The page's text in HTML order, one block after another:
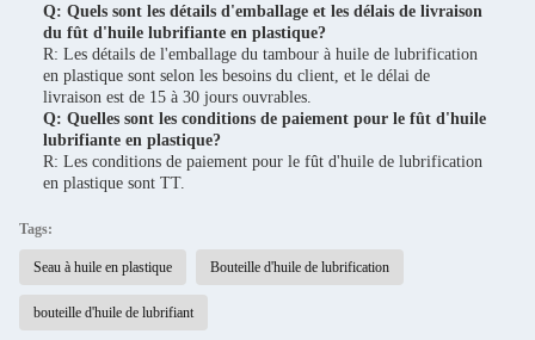
Q: Quels sont les détails d'emballage et les délais de livraison
du fût d'huile lubrifiante en plastique?
R: Les détails de l'emballage du tambour à huile de lubrification
en plastique sont selon les besoins du client, et le délai de
livraison est de 15 à 30 jours ouvrables.
Q: Quelles sont les conditions de paiement pour le fût d'huile
lubrifiante en plastique?
R: Les conditions de paiement pour le fût d'huile de lubrification
en plastique sont TT.
Tags:
Seau à huile en plastique Bouteille d'huile de lubrification
bouteille d'huile de lubrifiant